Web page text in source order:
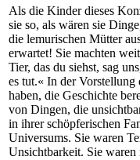
Als die Kinder dieses
sie so, als wären sie
die lemurischen Mütter
erwartet! Sie machten
Tier, das du siehst, sag
es tut.« In der Vorstellung
haben, die Geschichte
von Dingen, die
in ihrer schöpferischen
Universums. Sie waren
Unsichtbarkeit. Sie